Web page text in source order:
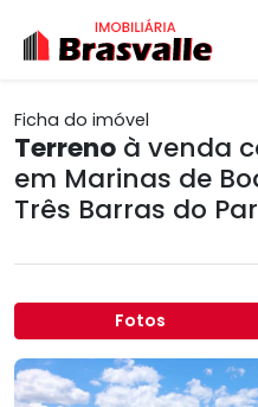
Ficha do imóvel
Terreno à venda
em Marinas de
Três Barras do
Fotos